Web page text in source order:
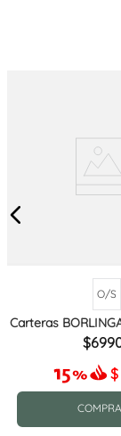
O/S
Carteras
$